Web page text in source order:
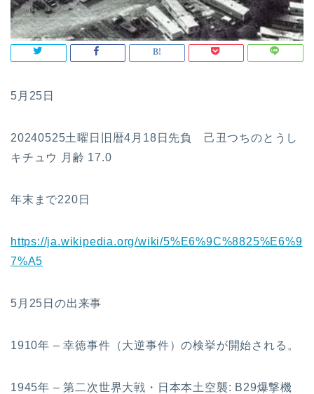
5月25日
20240525土曜日旧暦4月18日先負 己丑つちのとうし
キチュウ 月齢 17.0
年末まで220日
https://ja.wikipedia.org/wiki/5%E6%9C%8825%E6%9
7%A5
5月25日の出来事
1910年 – 幸徳事件（大逆事件）の検挙が開始される。
1945年 – 第二次世界大戦・日本本土空襲: B29爆撃機